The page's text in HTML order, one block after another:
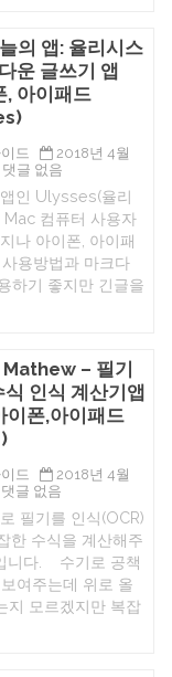
패
드
어
플
추
천
이
폰,
아
이
패
드
겸
용)
에
은
계
절
입
니
다.
이
폰,
이
패
드
앱
스
토
악
어
플
모
음)
에
의 앱: 율리시스
운 글쓰기 앱
, 아이패드
드
2018년 4월
iOS
늘
의
앱:
율
리
시
다
운
글
쓰
기
앱
(아
이
폰,
아
이
패
드
Ulysses)
에
댓글 없음
인 Ulysses(율리
컴퓨터 사용자
나 아이폰, 아이패
용방법과 마크다
하기 좋지만 긴글을
Mathew – 필기
식 인식 계산기앱
이폰,아이패드
드
2018년 4월
iOS
Mathew
–
필
기
노
트
댓글 없음
필기를 인식(OCR)
한 수식을 계산해주
니다. 수기로 공책
여주는데 위로 올
모르겠지만 복잡